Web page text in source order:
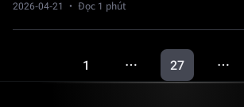
2026-04-21 · Đọc 1 phút
1 … 27 …